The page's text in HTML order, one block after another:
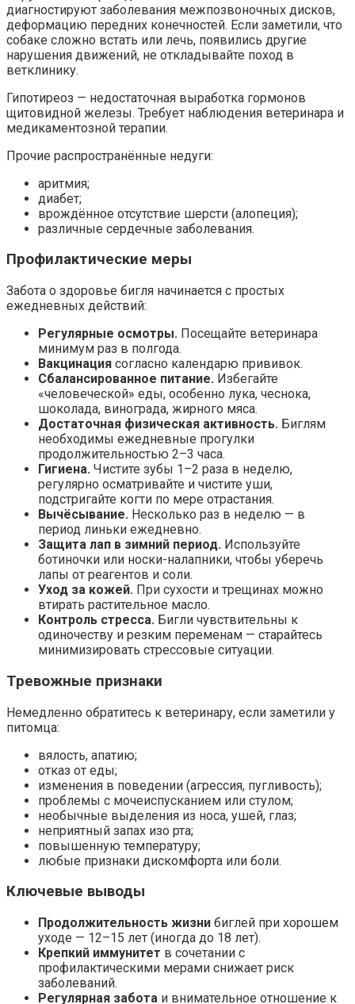
диагностируют заболевания межпозвоночных дисков,
деформацию передних конечностей. Если заметили, что
собаке сложно встать или лечь, появились другие
нарушения движений, не откладывайте поход в
ветклинику.
Гипотиреоз — недостаточная выработка гормонов
щитовидной железы. Требует наблюдения ветеринара и
медикаментозной терапии.
Прочие распространённые недуги:
аритмия;
диабет;
врождённое отсутствие шерсти (алопеция);
различные сердечные заболевания.
Профилактические меры
Забота о здоровье бигля начинается с простых
ежедневных действий:
Регулярные осмотры. Посещайте ветеринара
минимум раз в полгода.
Вакцинация согласно календарю прививок.
Сбалансированное питание. Избегайте
«человеческой» еды, особенно лука, чеснока,
шоколада, винограда, жирного мяса.
Достаточная физическая активность. Биглям
необходимы ежедневные прогулки
продолжительностью 2–3 часа.
Гигиена. Чистите зубы 1–2 раза в неделю,
регулярно осматривайте и чистите уши,
подстригайте когти по мере отрастания.
Вычёсывание. Несколько раз в неделю — в
период линьки ежедневно.
Защита лап в зимний период. Используйте
ботиночки или носки-налапники, чтобы уберечь
лапы от реагентов и соли.
Уход за кожей. При сухости и трещинах можно
втирать растительное масло.
Контроль стресса. Бигли чувствительны к
одиночеству и резким переменам — старайтесь
минимизировать стрессовые ситуации.
Тревожные признаки
Немедленно обратитесь к ветеринару, если заметили у
питомца:
вялость, апатию;
отказ от еды;
изменения в поведении (агрессия, пугливость);
проблемы с мочеиспусканием или стулом;
необычные выделения из носа, ушей, глаз;
неприятный запах изо рта;
повышенную температуру;
любые признаки дискомфорта или боли.
Ключевые выводы
Продолжительность жизни биглей при хорошем
уходе — 12–15 лет (иногда до 18 лет).
Крепкий иммунитет в сочетании с
профилактическими мерами снижает риск
заболеваний.
Регулярная забота и внимательное отношение к